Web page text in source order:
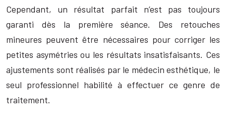
Cependant, un résultat parfait n’est pas toujours
garanti dès la première séance. Des retouches
mineures peuvent être nécessaires pour corriger les
petites asymétries ou les résultats insatisfaisants. Ces
ajustements sont réalisés par le médecin esthétique, le
seul professionnel habilité à effectuer ce genre de
traitement.